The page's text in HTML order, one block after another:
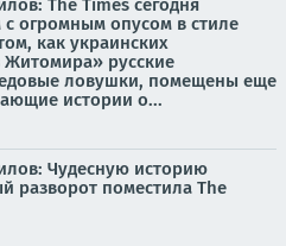
The Times сегодня
с огромным опусом в стиле
как украинских
Житомира» русские
ловушки, помещены еще
истории о...
Чудесную историю
разворот поместила The